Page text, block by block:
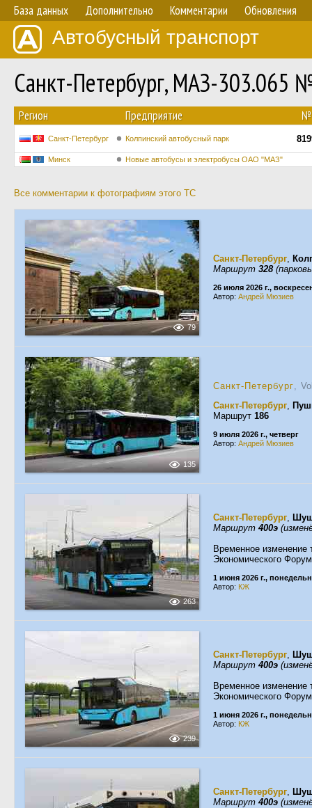
База данных Дополнительно Комментарии Обновления
Автобусный транспорт
Санкт-Петербург, МАЗ-303.065
Регион Предприятие №
Санкт-Петербург Колпинский автобусный парк
Минск Новые автобусы и электробусы ОАО "МАЗ"
Все комментарии к фотографиям этого ТС
79
Санкт-Петербург,
Маршрут 328
26 июля 2026 г.,
Автор: Андрей Мюзиев
135
Санкт-Петербург,
Санкт-Петербург,
Маршрут 186
9 июля 2026 г., четверг
Автор: Андрей Мюзиев
263
Санкт-Петербург,
Маршрут 400э
Временное изменение
Экономического
1 июня 2026 г.,
Автор: КЖ
239
Санкт-Петербург,
Маршрут 400э
Временное изменение
Экономического
1 июня 2026 г.,
Автор: КЖ
Санкт-Петербург,
Маршрут 400э